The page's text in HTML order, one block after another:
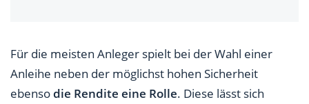
Für die meisten Anleger spielt bei der Wahl einer
Anleihe neben der möglichst hohen Sicherheit
ebensodie Rendite eine Rolle. Diese lässt sich